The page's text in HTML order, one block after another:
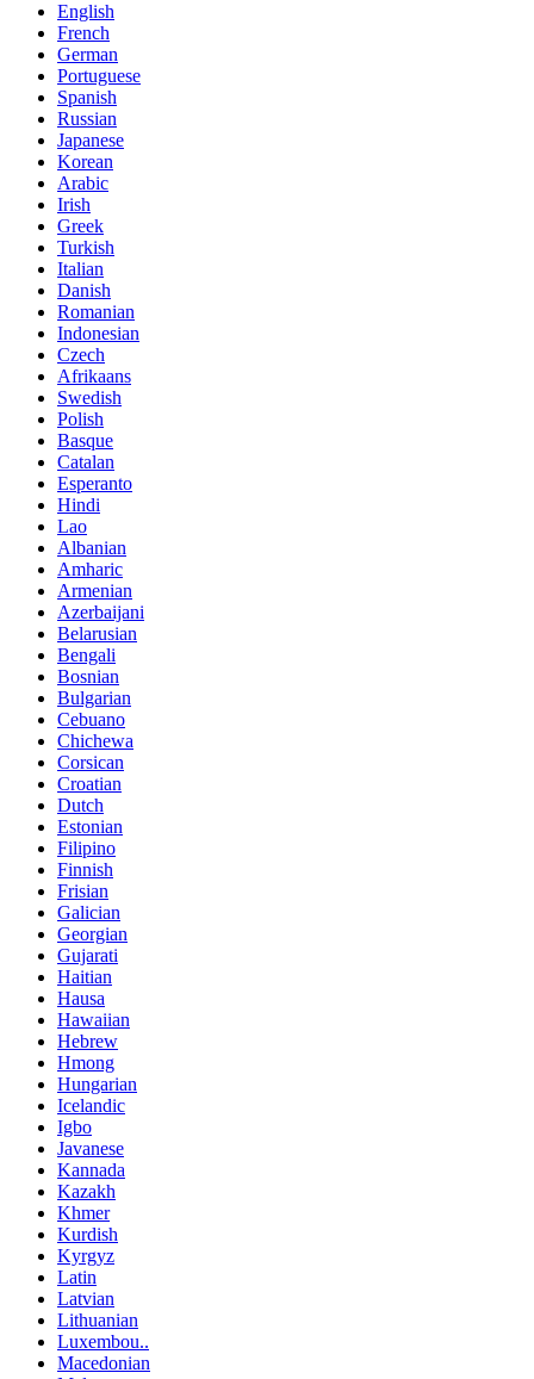
English
French
German
Portuguese
Spanish
Russian
Japanese
Korean
Arabic
Irish
Greek
Turkish
Italian
Danish
Romanian
Indonesian
Czech
Afrikaans
Swedish
Polish
Basque
Catalan
Esperanto
Hindi
Lao
Albanian
Amharic
Armenian
Azerbaijani
Belarusian
Bengali
Bosnian
Bulgarian
Cebuano
Chichewa
Corsican
Croatian
Dutch
Estonian
Filipino
Finnish
Frisian
Galician
Georgian
Gujarati
Haitian
Hausa
Hawaiian
Hebrew
Hmong
Hungarian
Icelandic
Igbo
Javanese
Kannada
Kazakh
Khmer
Kurdish
Kyrgyz
Latin
Latvian
Lithuanian
Luxembou..
Macedonian